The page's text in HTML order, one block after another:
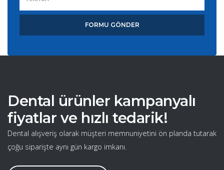
FORMU GÖNDER
Dental ürünler kampanyalı
fiyatlar ve hızlı tedarik!
Dental alışveriş olarak müşteri memnuniyetini ön planda tutarak
çoğu siparişte aynı gün kargo imkanı.